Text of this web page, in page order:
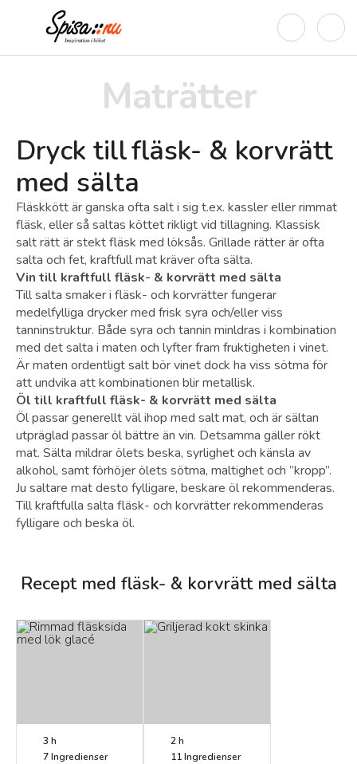
Maträtter
Dryck tillfläsk- & korvrätt
med sälta
Fläskkött är ganska ofta salt i sig t.ex. kassler eller rimmat
fläsk, eller så saltas köttet rikligt vid tillagning. Klassisk
salt rätt är stekt fläsk med löksås. Grillade rätter är ofta
salta och fet, kraftfull mat kräver ofta sälta.
Vin till kraftfull fläsk- & korvrätt med sälta
Till salta smaker i fläsk- och korvrätter fungerar
medelfylliga drycker med frisk syra och/eller viss
tanninstruktur. Både syra och tannin minldras i kombination
med det salta i maten och lyfter fram fruktigheten i vinet.
Är maten ordentligt salt bör vinet dock ha viss sötma för
att undvika att kombinationen blir metallisk.
Öl till kraftfull fläsk- & korvrätt med sälta
Öl passar generellt väl ihop med salt mat, och är sältan
utpräglad passar öl bättre än vin. Detsamma gäller rökt
mat. Sälta mildrar ölets beska, syrlighet och känsla av
alkohol, samt förhöjer ölets sötma, maltighet och ”kropp”.
Ju saltare mat desto fylligare, beskare öl rekommenderas.
Till kraftfulla salta fläsk- och korvrätter rekommenderas
fylligare och beska öl.
Recept med fläsk- & korvrätt med sälta
3 h
7Ingredienser
2 h
11Ingredienser